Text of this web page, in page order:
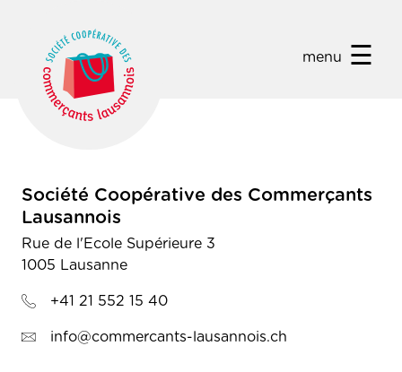
menu ☰
Société Coopérative des Commerçants
Lausannois
Rue de l'Ecole Supérieure 3
1005 Lausanne
+41 21 552 15 40
info@commercants-lausannois.ch